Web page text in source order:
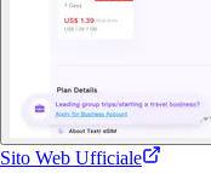
Sito Web Ufficiale